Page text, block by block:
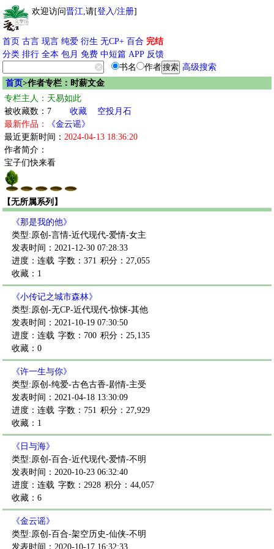
欢迎访问晋江,请[登入/注册]
首页 古言 现言 纯爱 衍生 无CP+ 百合 完结
分类 排行 全本 包月 免费 中短篇 APP 反馈
书名
作者
高级搜索
首页>作者专栏：时薪文金
专栏主人：天易如此
被收藏数：7
收藏
空投月石
最新作品：
《金云谣》
最近更新时间： 2024-04-13 18:36:20
作者简介：
宝子们快来看
【无所属系列】
《那是我的他》
类型:原创-言情-近代现代-爱情-女主
发表时间：2021-12-30 07:28:33
进度：连载 字数：371 积分：27,055
收藏：1
《小传记之城市森林》
类型:原创-无CP-近代现代-惊悚-其他
发表时间：2021-10-19 07:30:50
进度：连载 字数：700 积分：25,135
收藏：0
《许一生与你》
类型:原创-纯爱-古色古香-剧情-主受
发表时间：2021-04-18 13:30:09
进度：连载 字数：751 积分：27,929
收藏：1
《日与海》
类型:原创-百合-近代现代-爱情-不明
发表时间：2020-10-23 06:32:40
进度：连载 字数：2928 积分：44,057
收藏：6
《金云谣》
类型:原创-百合-架空历史-仙侠-不明
发表时间：2020-10-17 16:32:33